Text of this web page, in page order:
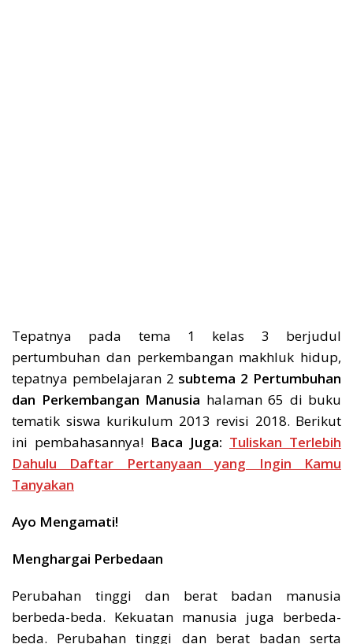
Tepatnya pada tema 1 kelas 3 berjudul
pertumbuhan dan perkembangan makhluk hidup,
tepatnya pembelajaran 2 subtema 2 Pertumbuhan
dan Perkembangan Manusia halaman 65 di buku
tematik siswa kurikulum 2013 revisi 2018. Berikut
ini pembahasannya! Baca Juga: Tuliskan Terlebih
Dahulu Daftar Pertanyaan yang Ingin Kamu
Tanyakan
Ayo Mengamati!
Menghargai Perbedaan
Perubahan tinggi dan berat badan manusia
berbeda-beda. Kekuatan manusia juga berbeda-
beda. Perubahan tinggi dan berat badan serta